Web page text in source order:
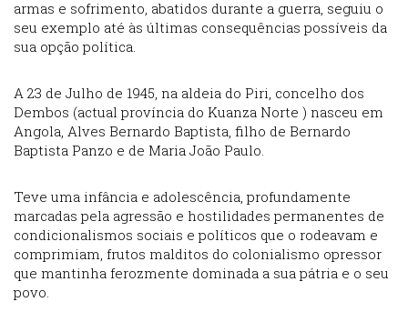
armas e sofrimento, abatidos durante a guerra, seguiu o
seu exemplo até às últimas consequências possíveis da
sua opção política.
A 23 de Julho de 1945, na aldeia do Piri, concelho dos
Dembos (actual província do Kuanza Norte ) nasceu em
Angola, Alves Bernardo Baptista, filho de Bernardo
Baptista Panzo e de Maria João Paulo.
Teve uma infância e adolescência, profundamente
marcadas pela agressão e hostilidades permanentes de
condicionalismos sociais e políticos que o rodeavam e
comprimiam, frutos malditos do colonialismo opressor
que mantinha ferozmente dominada a sua pátria e o seu
povo.